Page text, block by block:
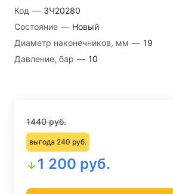
Код — ЗЧ20280
Состояние — Новый
Диаметр наконечников, мм — 19
Давление, бар — 10
1440 руб.
выгода 240 руб.
1 200 руб.